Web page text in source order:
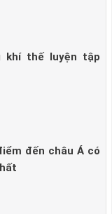
khí thế luyện tập
đến châu Á có